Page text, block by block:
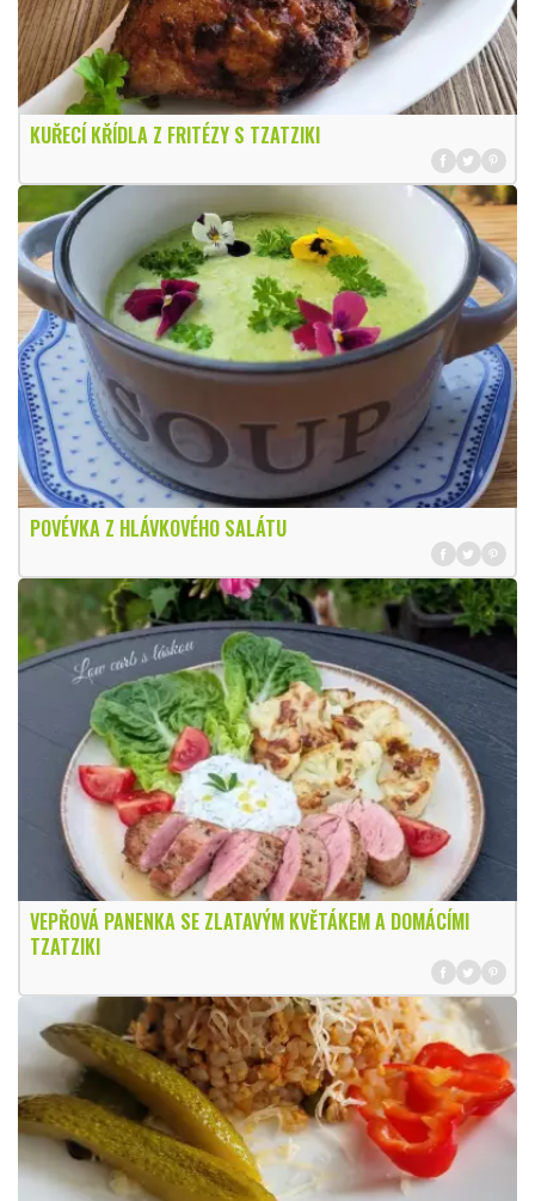
KUŘECÍ KŘÍDLA Z FRITÉZY S TZATZIKI
POVÉVKA Z HLÁVKOVÉHO SALÁTU
VEPŘOVÁ PANENKA SE ZLATAVÝM KVĚTÁKEM A DOMÁCÍMI
TZATZIKI